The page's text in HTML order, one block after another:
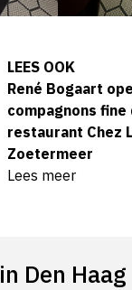
LEES OOK
René Bogaart
compagnons fine
restaurant Chez
Zoetermeer
Lees meer
Den Haag